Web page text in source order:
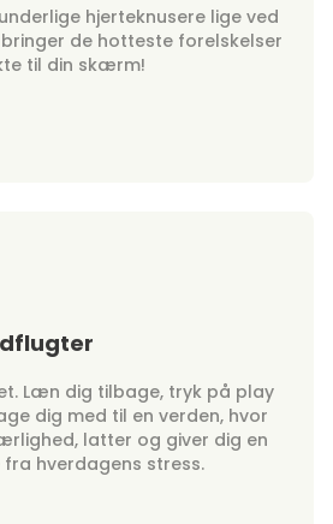
hjerteknusere lige ved
bringer de hotteste forelskelser
til din skærm!
Læn dig tilbage, tryk på play
dig med til en verden, hvor
latter og giver dig en
hverdagens stress.